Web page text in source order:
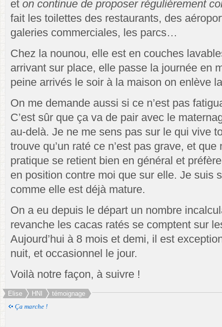
et on continue de proposer régulièrement
fait les toilettes des restaurants, des
galeries commerciales, les parcs…
Chez la nounou, elle est en couches
arrivant sur place, elle passe la journée en
peine arrivés le soir à la maison on enlève
On me demande aussi si ce n’est pas
C’est sûr que ça va de pair avec le
au-delà. Je ne me sens pas sur le qui vive
trouve qu’un raté ce n’est pas grave, et
pratique se retient bien en général et
en position contre moi que sur elle. Je suis
comme elle est déjà mature.
On a eu depuis le départ un nombre
revanche les cacas ratés se comptent sur
Aujourd’hui à 8 mois et demi, il est
nuit, et occasionnel le jour.
Voilà notre façon, à suivre !
Elise HNI
témoignage
Ça marche !